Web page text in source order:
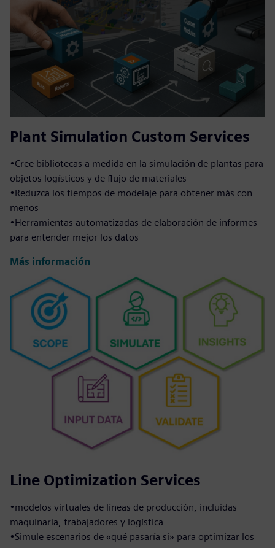
Plant Simulation Custom Services
•Cree bibliotecas a medida en la simulación de plantas para
objetos logísticos y de flujo de materiales
•Reduzca los tiempos de modelaje para obtener más con
menos
•Herramientas automatizadas de elaboración de informes
para entender mejor los datos
Más información
Line Optimization Services
•modelos virtuales de líneas de producción, incluidas
maquinaria, trabajadores y logística
•Simule escenarios de «qué pasaría si» para optimizar los